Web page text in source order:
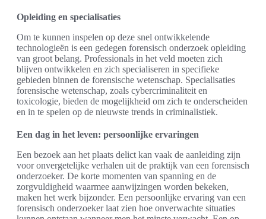
Opleiding en specialisaties
Om te kunnen inspelen op deze snel ontwikkelende
technologieën is een gedegen forensisch onderzoek opleiding
van groot belang. Professionals in het veld moeten zich
blijven ontwikkelen en zich specialiseren in specifieke
gebieden binnen de forensische wetenschap. Specialisaties
forensische wetenschap, zoals cybercriminaliteit en
toxicologie, bieden de mogelijkheid om zich te onderscheiden
en in te spelen op de nieuwste trends in criminalistiek.
Een dag in het leven: persoonlijke ervaringen
Een bezoek aan het plaats delict kan vaak de aanleiding zijn
voor onvergetelijke verhalen uit de praktijk van een forensisch
onderzoeker. De korte momenten van spanning en de
zorgvuldigheid waarmee aanwijzingen worden bekeken,
maken het werk bijzonder. Een persoonlijke ervaring van een
forensisch onderzoeker laat zien hoe onverwachte situaties